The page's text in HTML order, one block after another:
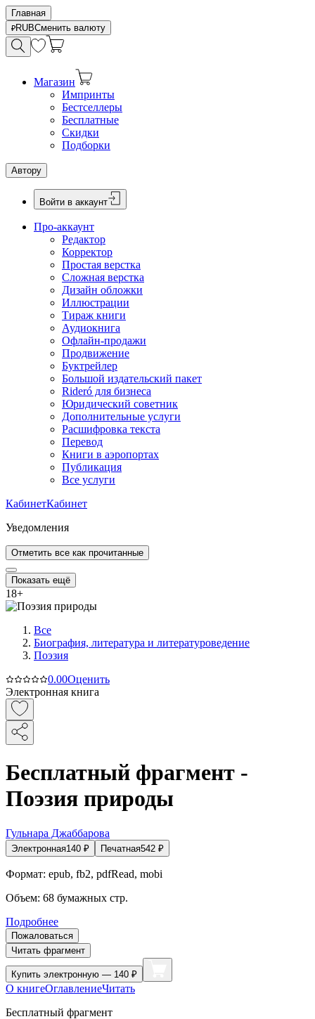
Главная
RUBСменить валюту
Магазин
Импринты
Бестселлеры
Бесплатные
Скидки
Подборки
Автору
Войти в аккаунт
Про-аккаунт
Редактор
Корректор
Простая верстка
Сложная верстка
Дизайн обложки
Иллюстрации
Тираж книги
Аудиокнига
Офлайн-продажи
Продвижение
Буктрейлер
Большой издательский пакет
Rideró для бизнеса
Юридический советник
Дополнительные услуги
Расшифровка текста
Перевод
Книги в аэропортах
Публикация
Все услуги
КабинетКабинет
Уведомления
Отметить все как прочитанные
Показать ещё
18+
Все
Биография, литература и литературоведение
Поэзия
0.00Оценить
Электронная книга
Бесплатный фрагмент -
Поэзия природы
Гульнара Джаббарова
Электронная140 ₽ Печатная542 ₽
Формат: epub, fb2, pdfRead, mobi
Объем: 68 бумажных стр.
Подробнее
Пожаловаться
Читать фрагмент
Купить электронную — 140 ₽
О книгеОглавлениеЧитать
Бесплатный фрагмент